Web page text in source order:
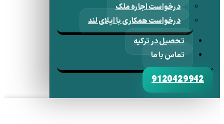
درخواست اجاره ملک
درخواست همکاری با اپلای لند
تحصیل در ترکیه
تماس با ما
9120429942